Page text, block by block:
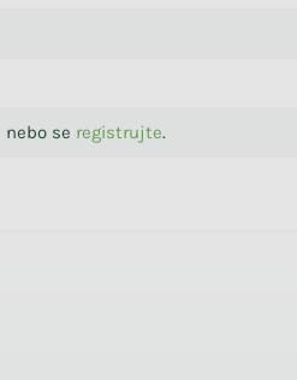
nebo se registrujte.